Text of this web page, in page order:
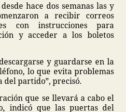
hace dos semanas las y
a recibir correos
con instrucciones para
y acceder a los boletos
y guardarse en la
lo que evita problemas
del partido”, precisó.
que se llevará a cabo el
indicó que las puertas del